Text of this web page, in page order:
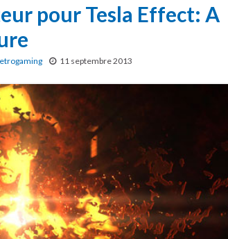
pour Tesla Effect: A
11 septembre 2013